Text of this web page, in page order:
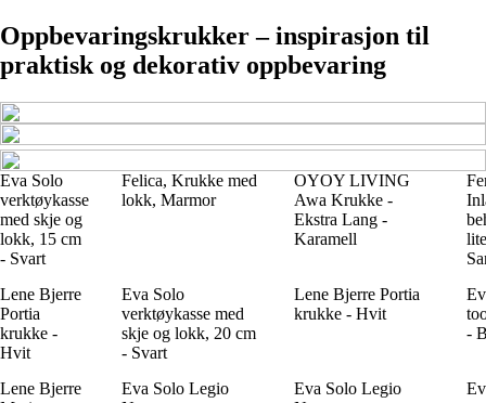
Oppbevaringskrukker – inspirasjon til
praktisk og dekorativ oppbevaring
Eva Solo
verktøykasse
med skje og
lokk, 15 cm
- Svart
Felica, Krukke med
lokk, Marmor
OYOY LIVING
Awa Krukke -
Ekstra Lang -
Karamell
Lene Bjerre
Portia
krukke -
Hvit
Eva Solo
verktøykasse med
skje og lokk, 20 cm
- Svart
Lene Bjerre Portia
krukke - Hvit
-
Lene Bjerre
Eva Solo Legio
Eva Solo Legio